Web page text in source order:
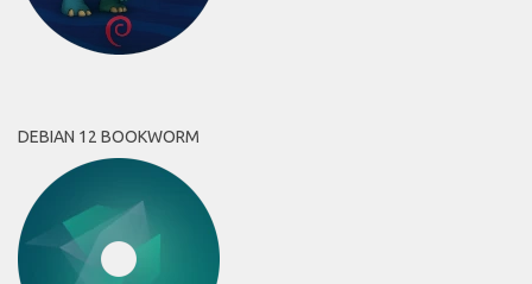
DEBIAN 12 BOOKWORM